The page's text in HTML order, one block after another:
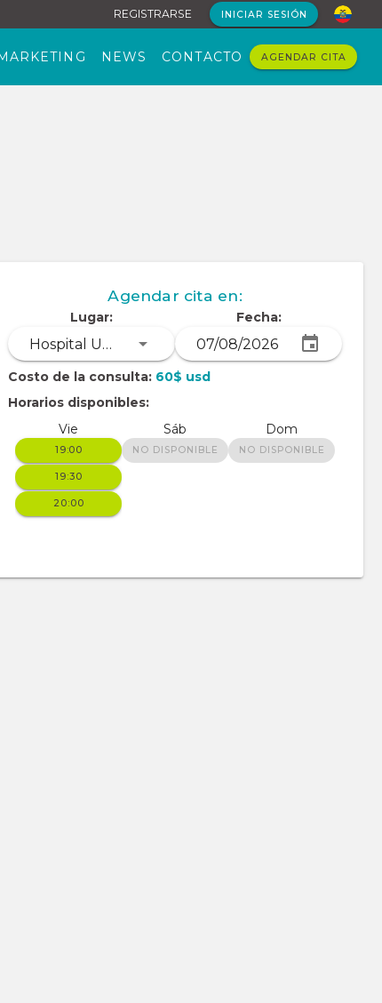
REGISTRARSE INICIAR SESIÓN
NEWS CONTACTO AGENDAR CITA
Agendar cita en:
Lugar:
Hospital Universitario del Río. Tercer piso. Consultorio #305
Fecha:
Costo de la consulta: 60$ usd
Horarios disponibles:
Vie
19:00
19:30
20:00
Sáb
NO DISPONIBLE
Dom
NO DISPONIBLE